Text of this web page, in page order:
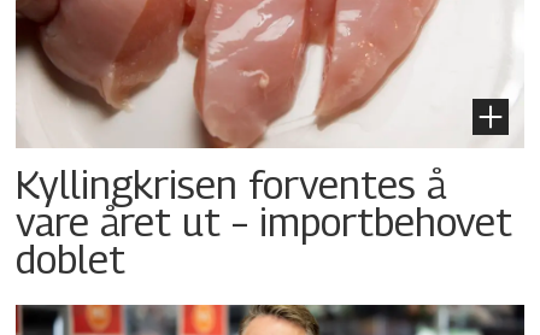
Kyllingkrisen forventes å
vare året ut – importbehovet
doblet